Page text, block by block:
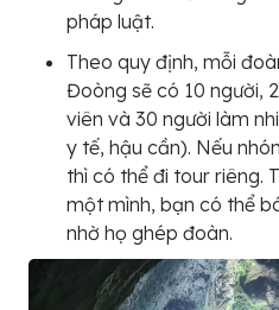
pháp luật.
Theo quy định, mỗi
Đoòng sẽ có 10 người,
viên và 30 người làm
y tế, hậu cần). Nếu
thì có thể đi tour riêng.
một mình, bạn có thể
nhờ họ ghép đoàn.